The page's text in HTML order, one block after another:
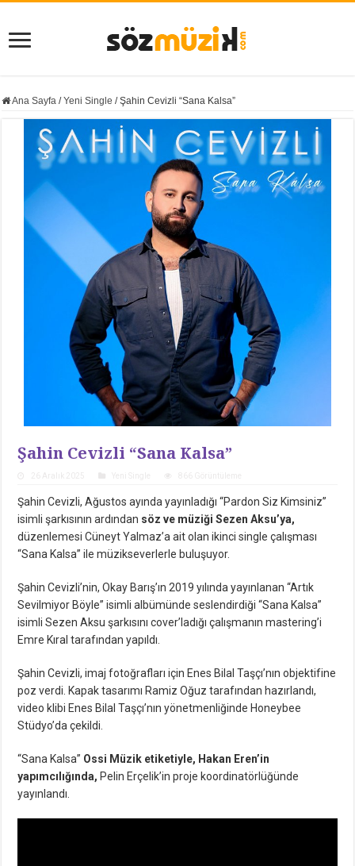
Ana Sayfa / Yeni Single / Şahin Cevizli “Sana Kalsa”
Şahin Cevizli “Sana Kalsa”
Şahin Cevizli, Ağustos ayında yayınladığı “Pardon Siz Kimsiniz”
isimli şarkısının ardından söz ve müziği Sezen Aksu’ya,
düzenlemesi Cüneyt Yalmaz’a ait olan ikinci single çalışması
“Sana Kalsa” ile müzikseverlerle buluşuyor.
Şahin Cevizli’nin, Okay Barış’ın 2019 yılında yayınlanan “Artık
Sevilmiyor Böyle” isimli albümünde seslendirdiği “Sana Kalsa”
isimli Sezen Aksu şarkısını cover’ladığı çalışmanın mastering’i
Emre Kıral tarafından yapıldı.
Şahin Cevizli, imaj fotoğrafları için Enes Bilal Taşçı’nın objektifine
poz verdi. Kapak tasarımı Ramiz Oğuz tarafından hazırlandı,
video klibi Enes Bilal Taşçı’nın yönetmenliğinde Honeybee
Stüdyo’da çekildi.
“Sana Kalsa” Ossi Müzik etiketiyle, Hakan Eren’in
yapımcılığında, Pelin Erçelik’in proje koordinatörlüğünde
yayınlandı.